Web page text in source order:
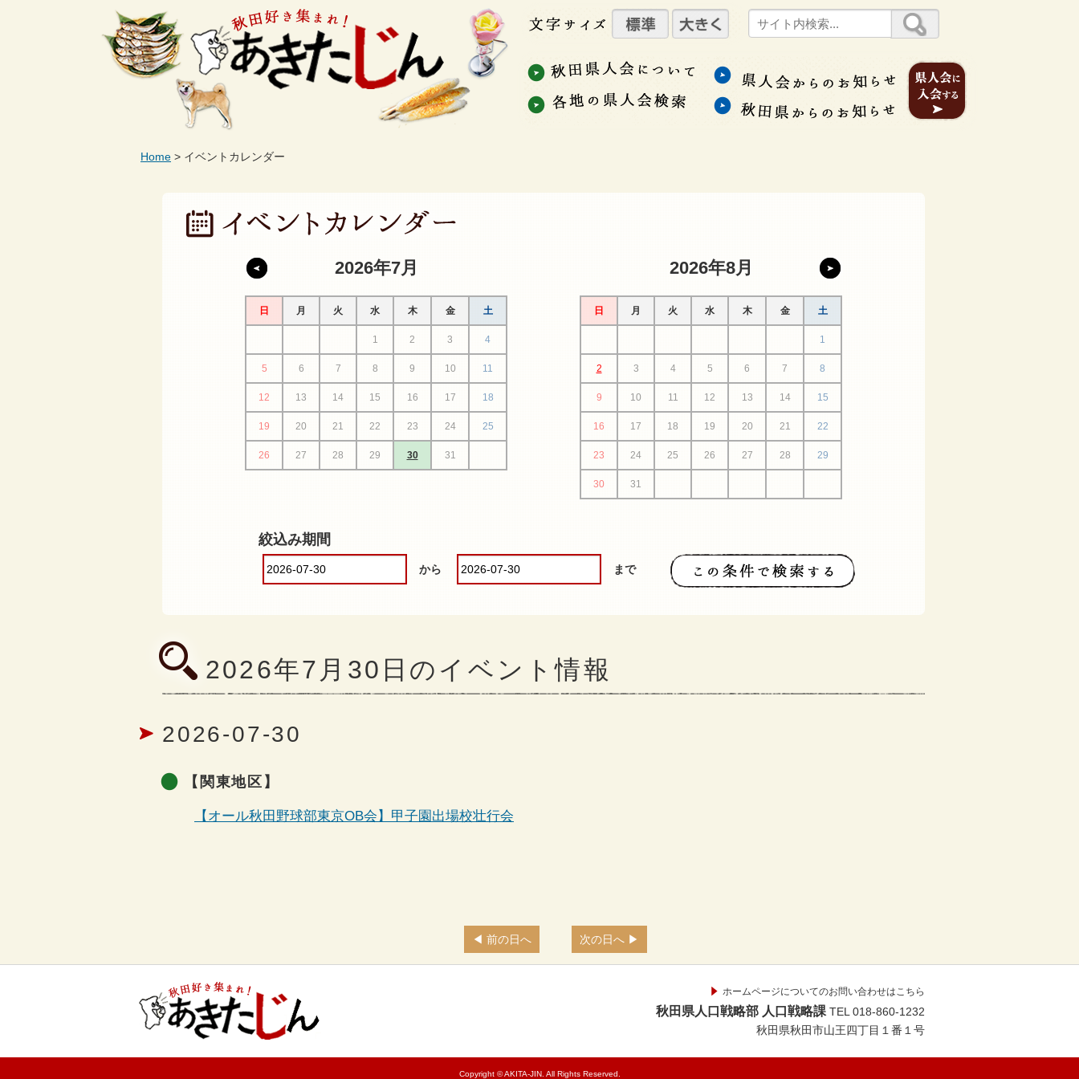
Home イベントカレンダー
2026年7月
日 月 火 水 木 金 土
1 2 3 4
5 6 7 8 9 10 11
12 13 14 15 16 17 18
19 20 21 22 23 24 25
26 27 28 29 30 31
2026年8月
日 月 火 水 木 金 土
1
2 3 4 5 6 7 8
9 10 11 12 13 14 15
16 17 18 19 20 21 22
23 24 25 26 27 28 29
30 31
絞込み期間
から まで
2026年7月30日のイベント情報
2026-07-30
【関東地区】
【オール秋田野球部東京OB会】甲子園出場校壮行会
前の日へ 次の日へ
ホームページについてのお問い合わせはこちら
秋田県人口戦略部 人口戦略課 TEL 018-860-1232
秋田県秋田市山王四丁目１番１号
Copyright © AKITA-JIN. All Rights Reserved.